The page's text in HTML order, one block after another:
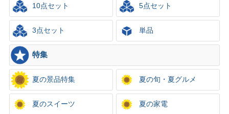
10点セット 5点セット
3点セット 単品
特集
夏の景品特集 夏の旬・夏グルメ
夏のスイーツ 夏の家電